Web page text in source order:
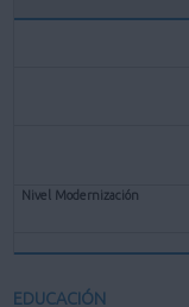
EDUCACIÓN